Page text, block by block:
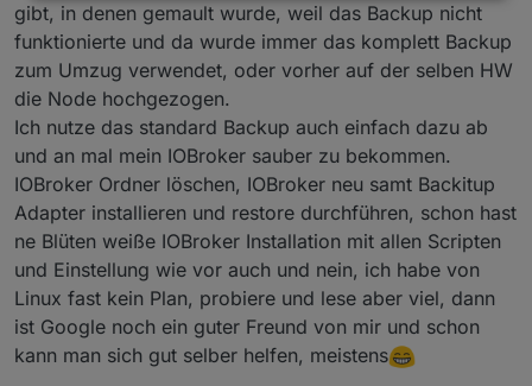
gibt, in denen gemault wurde, weil das Backup nicht
funktionierte und da wurde immer das komplett Backup
zum Umzug verwendet, oder vorher auf der selben HW
die Node hochgezogen.
Ich nutze das standard Backup auch einfach dazu ab
und an mal mein IOBroker sauber zu bekommen.
IOBroker Ordner löschen, IOBroker neu samt Backitup
Adapter installieren und restore durchführen, schon hast
ne Blüten weiße IOBroker Installation mit allen Scripten
und Einstellung wie vor auch und nein, ich habe von
Linux fast kein Plan, probiere und lese aber viel, dann
ist Google noch ein guter Freund von mir und schon
kann man sich gut selber helfen, meistens